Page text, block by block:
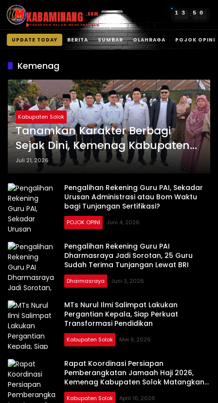
KABAMINANG .com
TERDEPAN DALAM MENGABARKAN
1 3 : 5 0
UPDATE TODAY BERITA SUMBAR OLAHRAGA POJOK OPINI
Kemenag
Kabupaten Solok
Tanamkan Karakter Berbagi
Sejak Dini, Kemenag Kabupaten
Solok Sosialisasikan Program
GADIS BASOLEK di MTsN 5 Solok
Juli 21, 2026
Pengalihan Rekening Guru PAI, Sekadar
Urusan Administrasi atau Bom Waktu
bagi Tunjangan Sertifikasi?
POJOK OPINI Juni 4, 2026
Pengalihan Rekening Guru PAI
Dharmasraya Jadi Sorotan, 25 Guru
Sudah Terima Tunjangan Lewat BRI
Dharmasraya Juni 3, 2026
MTs Nurul Ilmi Salimpat Lakukan
Pergantian Kepala, Siap Perkuat
Transformasi Pendidikan
Kabupaten Solok Mei 9, 2026
Rapat Koordinasi Persiapan
Pemberangkatan Jamaah Haji 2026,
Kemenag Kabupaten Solok Matangkan
Kesiapan Layani 196 Jamaah
Kabupaten Solok April 16, 2026